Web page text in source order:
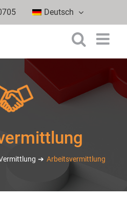
Deutsch
Arbeitsvermittlung